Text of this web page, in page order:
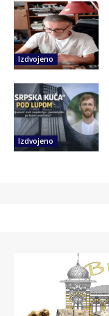
Izdvojeno
Izdvojeno